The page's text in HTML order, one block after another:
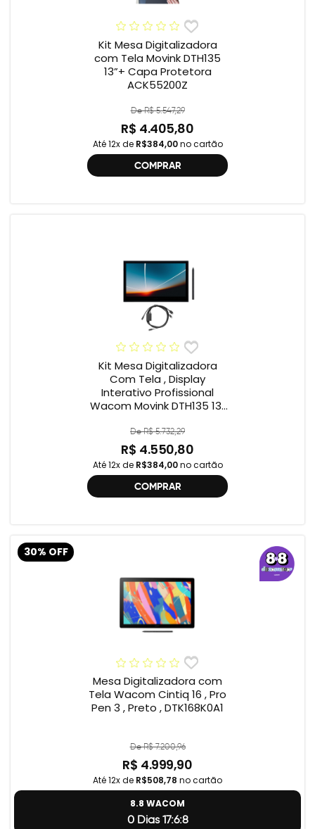
Kit Mesa Digitalizadora
com Tela Movink DTH135
13”+ Capa Protetora
ACK55200Z
De R$ 5.547,29
R$ 4.405,80
Até 12x de R$384,00no cartão
COMPRAR
Kit Mesa Digitalizadora
Com Tela , Display
Interativo Profissional
Wacom Movink DTH135 13”
One , 2ª geração
De R$ 5.732,29
R$ 4.550,80
Até 12x de R$384,00no cartão
COMPRAR
30% OFF
Mesa Digitalizadora com
Tela Wacom Cintiq 16 , Pro
Pen 3 , Preto , DTK168K0A1
De R$ 7.200,96
R$ 4.999,90
Até 12x de R$508,78 no cartão
8.8 WACOM
0 Dias 17:6:7